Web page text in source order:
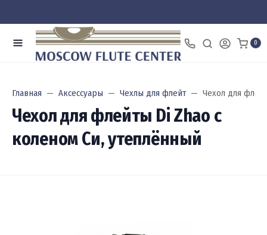
0
Главная Аксессуары Чехлы для флейт Чехол для
Чехол для флейты Di Zhao с
коленом Си, утеплённый